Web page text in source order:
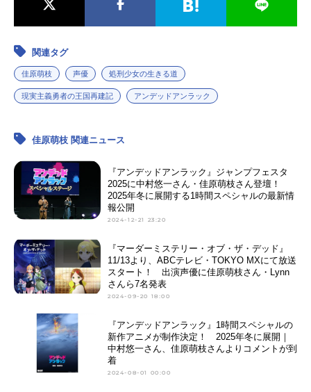
関連タグ
佳原萌枝 声優 処刑少女の生きる道
現実主義勇者の王国再建記 アンデッドアンラック
佳原萌枝 関連ニュース
『アンデッドアンラック』ジャンプフェスタ
2025に中村悠一さん・佳原萌枝さん登壇！
2025年冬に展開する1時間スペシャルの最新情
報公開
2024-12-21 23:20
『マーダーミステリー・オブ・ザ・デッド』
11/13より、ABCテレビ・TOKYO MXにて放送
スタート！ 出演声優に佳原萌枝さん・Lynn
さんら7名発表
2024-09-20 18:00
『アンデッドアンラック』1時間スペシャルの
新作アニメが制作決定！ 2025年冬に展開｜
中村悠一さん、佳原萌枝さんよりコメントが到
着
2024-08-01 00:00